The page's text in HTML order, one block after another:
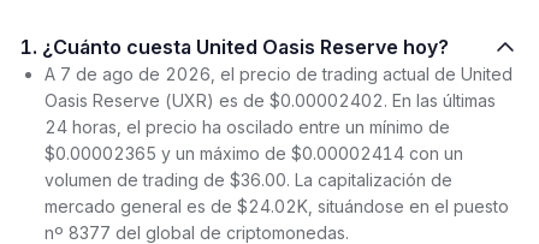
1. ¿Cuánto cuesta United Oasis Reserve hoy?
A 7 de ago de 2026, el precio de trading actual de United
Oasis Reserve (UXR) es de $0.00002402. En las últimas
24 horas, el precio ha oscilado entre un mínimo de
$0.00002365 y un máximo de $0.00002414 con un
volumen de trading de $36.00. La capitalización de
mercado general es de $24.02K, situándose en el puesto
nº 8377 del global de criptomonedas.